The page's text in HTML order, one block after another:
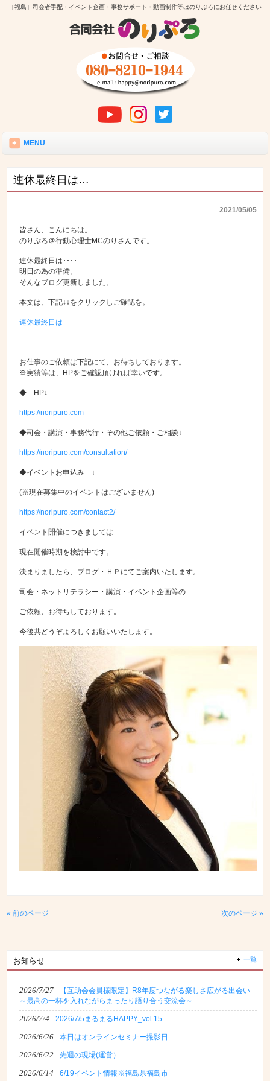
［福島］司会者手配・イベント企画・事務サポート・動画制作等はのりぷろにお任せください
MENU
連休最終日は…
2021/05/05
皆さん、こんにちは。
のりぷろ＠行動心理士MCのりさんです。
連休最終日は････
明日の為の準備。
そんなブログ更新しました。
本文は、下記↓↓をクリックしご確認を。
連休最終日は････
お仕事のご依頼は下記にて、お待ちしております。
※実績等は、HPをご確認頂ければ幸いです。
◆ HP↓
https://noripuro.com
◆司会・講演・事務代行・その他ご依頼・ご相談↓
https://noripuro.com/consultation/
◆イベントお申込み ↓
(※現在募集中のイベントはございません)
https://noripuro.com/contact2/
イベント開催につきましては
現在開催時期を検討中です。
決まりましたら、ブログ・ＨＰにてご案内いたします。
司会・ネットリテラシー・講演・イベント企画等の
ご依頼、お待ちしております。
今後共どうぞよろしくお願いいたします。
« 前のページ 次のページ »
お知らせ 一覧
2026/7/27
【互助会会員様限定】R8年度つながる楽しさ広がる出会い
～最高の一杯を入れながらまったり語り合う交流会～
2026/7/4 2026/7/5まるまるHAPPY_vol.15
2026/6/26 本日はオンラインセミナー撮影日
2026/6/22 先週の現場(運営）
2026/6/14 6/19イベント情報※福島県福島市